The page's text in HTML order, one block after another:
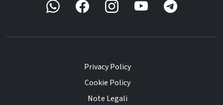
Privacy Policy
Cookie Policy
Note Legali